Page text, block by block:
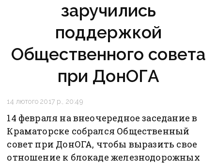
заручились
поддержкой
Общественного совета
при ДонОГА
14 лютого 2017 р., 20:49
14 февраля на внеочередное заседание в
Краматорске собрался Общественный
совет при ДонОГА, чтобы выразить свое
отношение к блокаде железнодорожных